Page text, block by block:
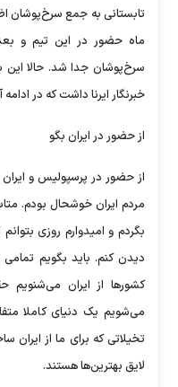
ماه حضور در این تیم و
سرخ‌پوشان جدا شد. حالا این
خبرنگار ایرنا داشت که در
از حضور در ایران بگو
از حضور در پرسپولیس و
مردم ایران خوشحال بودم.
بگردم و امیدوارم روزی
دیدن کنم. باید بگویم تمامی
کشور‌ها از ایران می‌شنویم
می‌شویم یک دنیای کاملا
تخیلاتی که برای ما از ایران
لایق بهترین‌ها هستند.